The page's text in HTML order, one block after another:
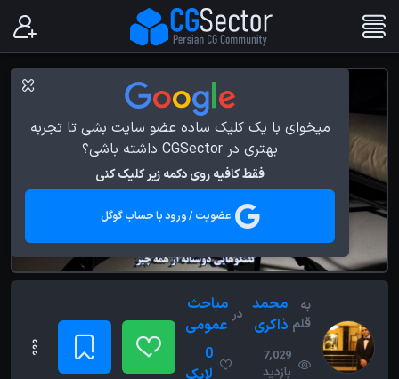
میخوای با یک کلیک ساده عضو سایت بشی تا تجربه
بهتری در CGSector داشته باشی؟
فقط کافیه روی دکمه زیر کلیک کنی
عضویت / ورود با حساب گوگل
به
قلم
محمد
ذاکری
در مباحث
عمومی
7,029
بازدید
0